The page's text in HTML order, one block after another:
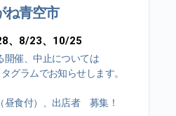
ね青空市
、8/23、10/25
開催、中止については
グラムでお知らせします。
昼食付）、出店者 募集！